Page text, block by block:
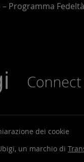
– Programma Fedeltà
dei cookie
un marchio di